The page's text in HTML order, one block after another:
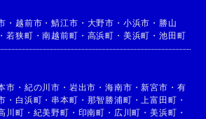
・ 越前市 ・鯖江市 ・ 大野市 ・ 小浜市 ・ 勝山
・若狭町 ・南越前町 ・ 高浜町 ・ 美浜町 ・ 池田町
市 ・ 紀の川市 ・ 岩出市 ・海南市 ・新宮市 ・ 有
・ 白浜町 ・ 串本町 ・ 那智勝浦町 ・ 上富田町 ・
川町 ・ 紀美野町 ・ 印南町 ・ 広川町 ・美浜町 ・